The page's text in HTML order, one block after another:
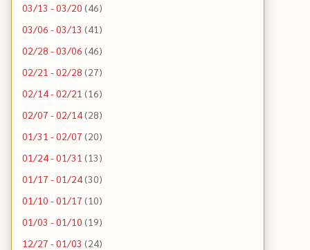
03/13 - 03/20 (46)
03/06 - 03/13 (41)
02/28 - 03/06 (46)
02/21 - 02/28 (27)
02/14 - 02/21 (16)
02/07 - 02/14(28)
01/31 - 02/07 (20)
01/24 - 01/31 (13)
01/17 - 01/24(30)
01/10 - 01/17 (10)
01/03 - 01/10 (19)
12/27 - 01/03 (24)